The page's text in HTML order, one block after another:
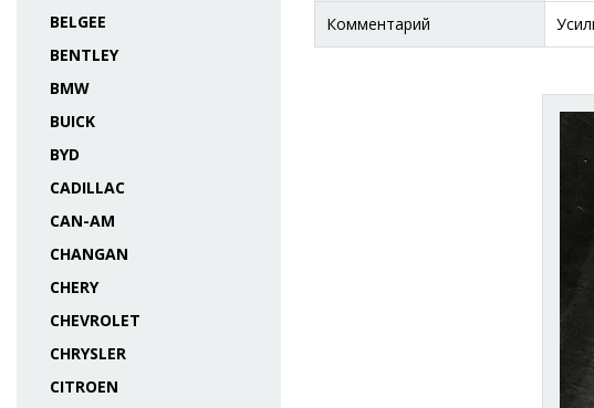
BELGEE
BENTLEY
BMW
BUICK
BYD
CADILLAC
CAN-AM
CHANGAN
CHERY
CHEVROLET
CHRYSLER
CITROEN
Комментарий